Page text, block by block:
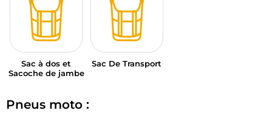
Sac à dos et
Sacoche de jambe
Sac De Transport
Pneus moto :